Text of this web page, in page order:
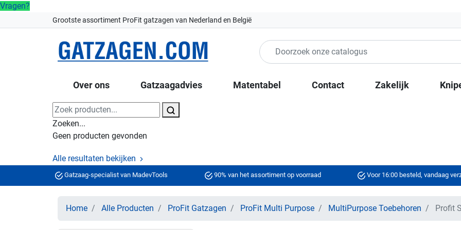
Vragen?
Grootste assortiment ProFit gatzagen van Nederland en België
Over ons Gatzaagadvies Matentabel Contact Zakelijk
Zoeken...
Geen producten gevonden
Alle resultaten bekijken
Gatzaag-specialist van MadevTools 90% van het assortiment op voorraad Voor 16:00 besteld, vandaag
Home Alle Producten ProFit Gatzagen ProFit Multi Purpose MultiPurpose Toebehoren Profit